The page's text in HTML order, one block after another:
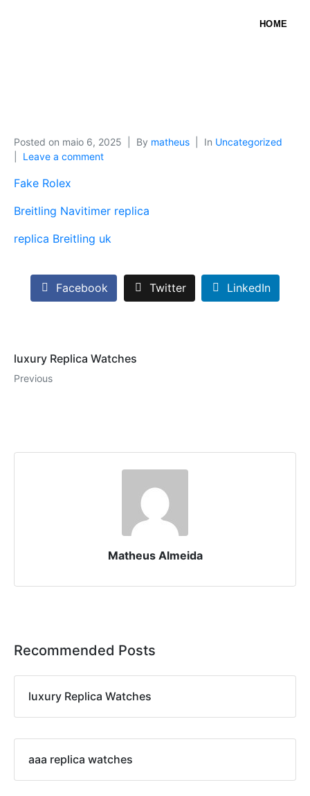
HOME
Posted on maio 6, 2025 By matheus In Uncategorized
Leave a comment
Fake Rolex
Breitling Navitimer replica
replica Breitling uk
Facebook Twitter LinkedIn
luxury Replica Watches
Previous
Matheus Almeida
Recommended Posts
luxury Replica Watches
aaa replica watches